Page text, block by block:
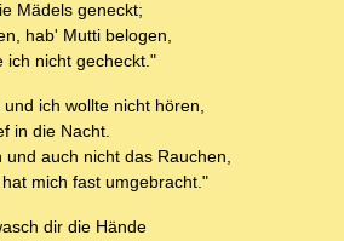
Mädels geneckt;
hab' Mutti belogen,
ich nicht gecheckt."
ich wollte nicht hören,
in die Nacht.
auch nicht das Rauchen,
mich fast umgebracht."
dir die Hände